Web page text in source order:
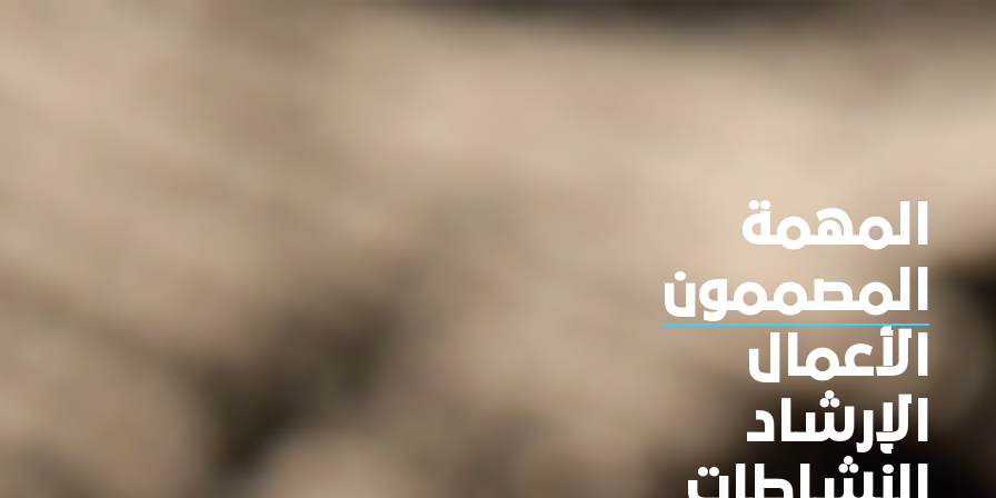
المهمة
المصممون
الأعمال
الإرشاد